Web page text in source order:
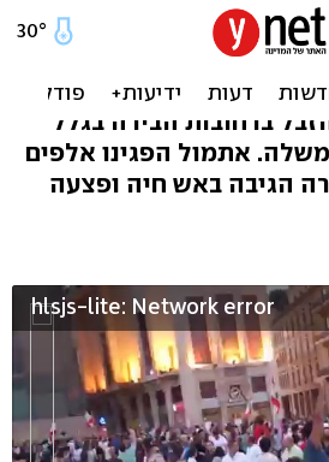
בעימותים
האשפה
ברחובות הבירה בגלל
אתמול הפגינו אלפים
הגיבה באש חיה ופצעה
hlsjs-lite: Network error